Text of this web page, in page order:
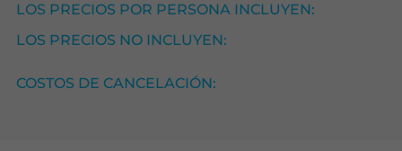
LOS PRECIOS POR PERSONA INCLUYEN:
LOS PRECIOS NO INCLUYEN:
COSTOS DE CANCELACIÓN: